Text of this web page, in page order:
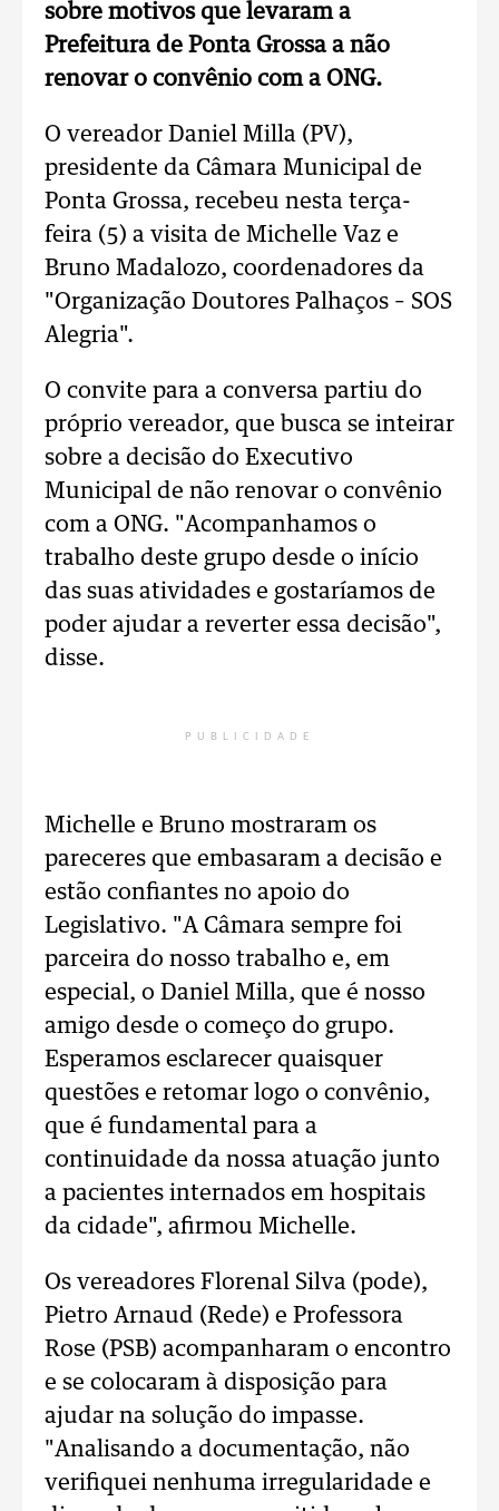
sobre motivos que levaram a
Prefeitura de Ponta Grossa a não
renovar o convênio com a ONG.
O vereador Daniel Milla (PV),
presidente da Câmara Municipal de
Ponta Grossa, recebeu nesta terça-
feira (5) a visita de Michelle Vaz e
Bruno Madalozo, coordenadores da
"Organização Doutores Palhaços – SOS
Alegria".
O convite para a conversa partiu do
próprio vereador, que busca se inteirar
sobre a decisão do Executivo
Municipal de não renovar o convênio
com a ONG. "Acompanhamos o
trabalho deste grupo desde o início
das suas atividades e gostaríamos de
poder ajudar a reverter essa decisão",
disse.
PUBLICIDADE
Michelle e Bruno mostraram os
pareceres que embasaram a decisão e
estão confiantes no apoio do
Legislativo. "A Câmara sempre foi
parceira do nosso trabalho e, em
especial, o Daniel Milla, que é nosso
amigo desde o começo do grupo.
Esperamos esclarecer quaisquer
questões e retomar logo o convênio,
que é fundamental para a
continuidade da nossa atuação junto
a pacientes internados em hospitais
da cidade", afirmou Michelle.
Os vereadores Florenal Silva (pode),
Pietro Arnaud (Rede) e Professora
Rose (PSB) acompanharam o encontro
e se colocaram à disposição para
ajudar na solução do impasse.
"Analisando a documentação, não
verifiquei nenhuma irregularidade e